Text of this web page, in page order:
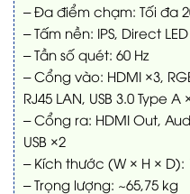
– Đa điểm chạm: Tối đa
– Tấm nền: IPS, Direct LED
– Tần số quét: 60 Hz
– Cổng vào: HDMI ×3,
RJ45 LAN, USB 3.0 Type A
– Cổng ra: HDMI Out,
USB ×2
– Kích thước (W × H × D):
– Trọng lượng: ~65,75 kg